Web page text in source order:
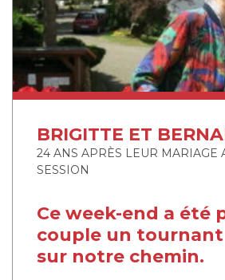
BRIGITTE ET
24 ANS APRÈS LEUR MARIAGE
SESSION
Ce week-end a été
couple un
sur notre chemin.